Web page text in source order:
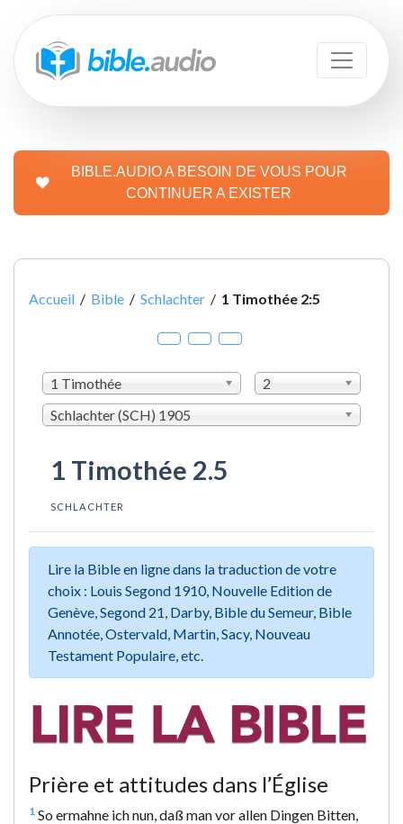
BIBLE.AUDIO A BESOIN DE VOUS POUR
CONTINUER A EXISTER
Accueil / Bible / Schlachter / 1 Timothée 2:5
1 Timothée
2
Schlachter (SCH) 1905
1 Timothée 2.5
SCHLACHTER
Lire la Bible en ligne dans la traduction de votre
choix : Louis Segond 1910, Nouvelle Edition de
Genève, Segond 21, Darby, Bible du Semeur, Bible
Annotée, Ostervald, Martin, Sacy, Nouveau
Testament Populaire, etc.
Prière et attitudes dans l’Église
1 So ermahne ich nun, daß man vor allen Dingen Bitten,